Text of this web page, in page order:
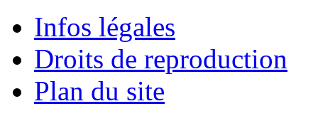
Infos légales
Droits de reproduction
Plan du site